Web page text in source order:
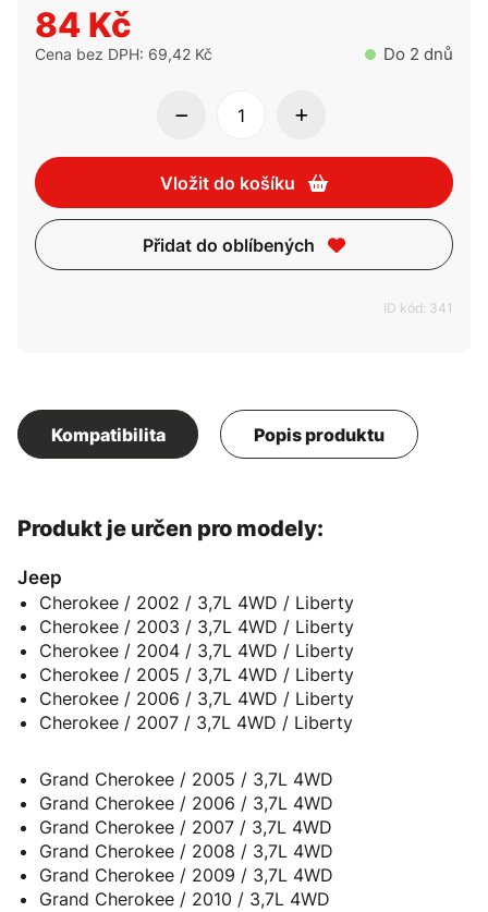
84 Kč
Cena bez DPH: 69,42 Kč Do 2 dnů
Vložit do košíku
Přidat do oblíbených
ID kód: 341
Kompatibilita Popis produktu
Produkt je určen pro modely:
Jeep
Cherokee / 2002 / 3,7L 4WD / Liberty
Cherokee / 2003 / 3,7L 4WD / Liberty
Cherokee / 2004 / 3,7L 4WD / Liberty
Cherokee / 2005 / 3,7L 4WD / Liberty
Cherokee / 2006 / 3,7L 4WD / Liberty
Cherokee / 2007 / 3,7L 4WD / Liberty
Grand Cherokee / 2005 / 3,7L 4WD
Grand Cherokee / 2006 / 3,7L 4WD
Grand Cherokee / 2007 / 3,7L 4WD
Grand Cherokee / 2008 / 3,7L 4WD
Grand Cherokee / 2009 / 3,7L 4WD
Grand Cherokee / 2010 / 3,7L 4WD